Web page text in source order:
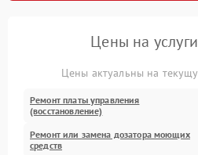
Цены на
Цены актуальны на
Ремонт платы управления
(восстановление)
Ремонт или замена дозатора моющих
средств